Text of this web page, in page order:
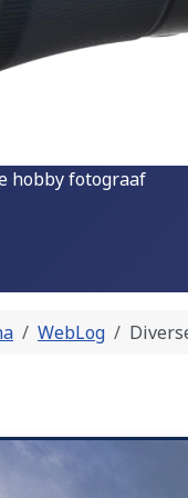
hobby fotograaf
WebLog